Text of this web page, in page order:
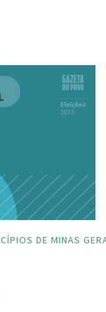
DE MINAS